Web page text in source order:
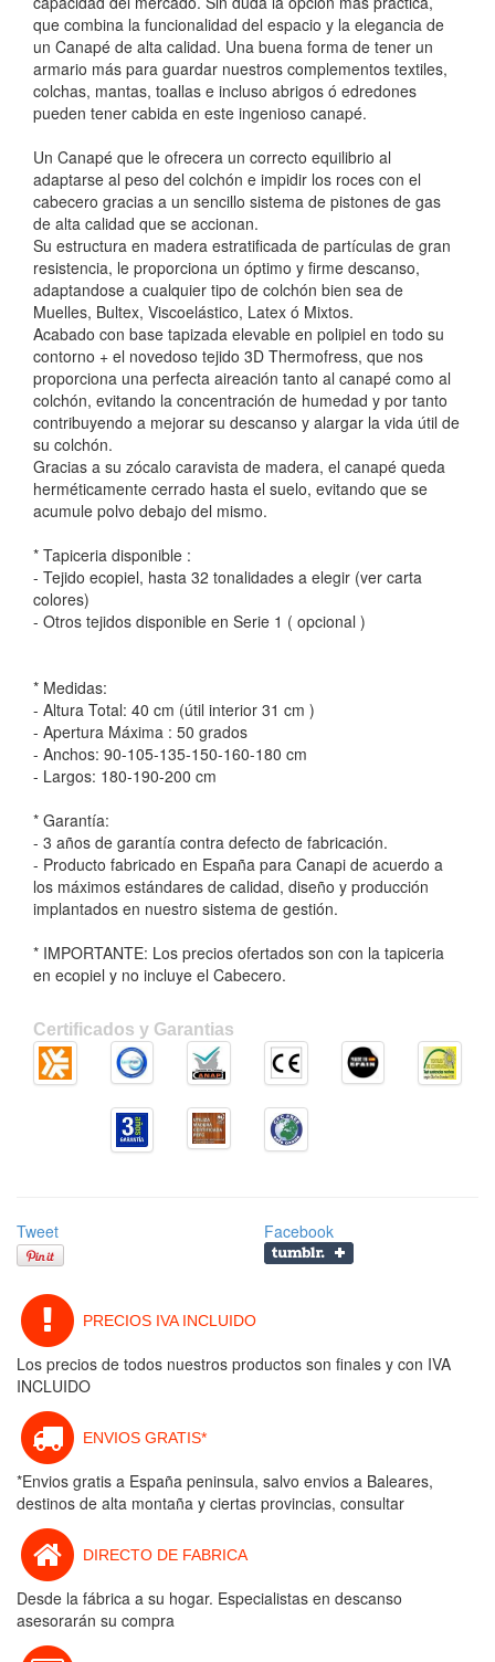
que combina la funcionalidad del espacio y la elegancia de
un Canapé de alta calidad. Una buena forma de tener un
armario más para guardar nuestros complementos textiles,
colchas, mantas, toallas e incluso abrigos ó edredones
pueden tener cabida en este ingenioso canapé.
Un Canapé que le ofrecera un correcto equilibrio al
adaptarse al peso del colchón e impidir los roces con el
cabecero gracias a un sencillo sistema de pistones de gas
de alta calidad que se accionan.
Su estructura en madera estratificada de partículas de gran
resistencia, le proporciona un óptimo y firme descanso,
adaptandose a cualquier tipo de colchón bien sea de
Muelles, Bultex, Viscoelástico, Latex ó Mixtos.
Acabado con base tapizada elevable en polipiel en todo su
contorno + el novedoso tejido 3D Thermofress, que nos
proporciona una perfecta aireación tanto al canapé como al
colchón, evitando la concentración de humedad y por tanto
contribuyendo a mejorar su descanso y alargar la vida útil de
su colchón.
Gracias a su zócalo caravista de madera, el canapé queda
herméticamente cerrado hasta el suelo, evitando que se
acumule polvo debajo del mismo.
* Tapiceria disponible :
- Tejido ecopiel, hasta 32 tonalidades a elegir (ver carta
colores)
- Otros tejidos disponible en Serie 1 ( opcional )
* Medidas:
- Altura Total: 40 cm (útil interior 31 cm )
- Apertura Máxima : 50 grados
- Anchos: 90-105-135-150-160-180 cm
- Largos: 180-190-200 cm
* Garantía:
- 3 años de garantía contra defecto de fabricación.
- Producto fabricado en España para Canapi de acuerdo a
los máximos estándares de calidad, diseño y producción
implantados en nuestro sistema de gestión.
* IMPORTANTE: Los precios ofertados son con la tapiceria
en ecopiel y no incluye el Cabecero.
Certificados y Garantias
Tweet Facebook
PRECIOS IVA INCLUIDO
Los precios de todos nuestros productos son finales y con IVA
INCLUIDO
ENVIOS GRATIS*
*Envios gratis a España peninsula, salvo envios a Baleares,
destinos de alta montaña y ciertas provincias, consultar
DIRECTO DE FABRICA
Desde la fábrica a su hogar. Especialistas en descanso
asesorarán su compra